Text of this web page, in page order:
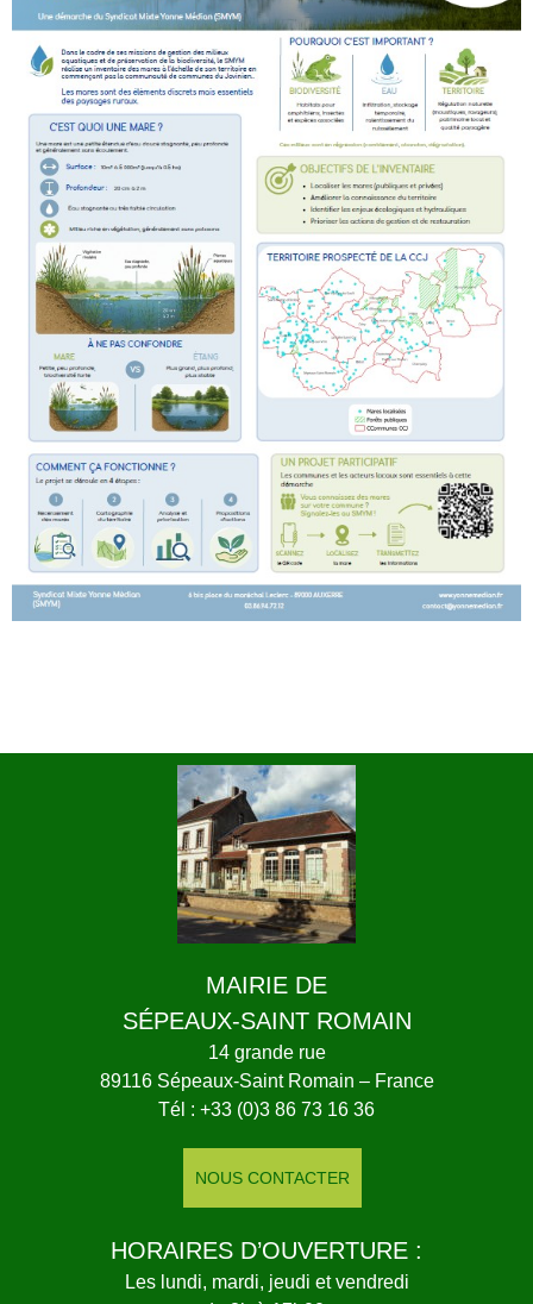
MAIRIE DE
SÉPEAUX-SAINT ROMAIN
14 grande rue
89116 Sépeaux-Saint Romain – France
Tél : +33 (0)3 86 73 16 36
NOUS CONTACTER
HORAIRES D’OUVERTURE :
Les lundi, mardi, jeudi et vendredi